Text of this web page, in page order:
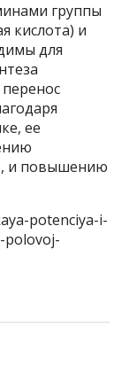
группы
кислота) и
для
ее
и повышению
potenciya-i-
polovoj-